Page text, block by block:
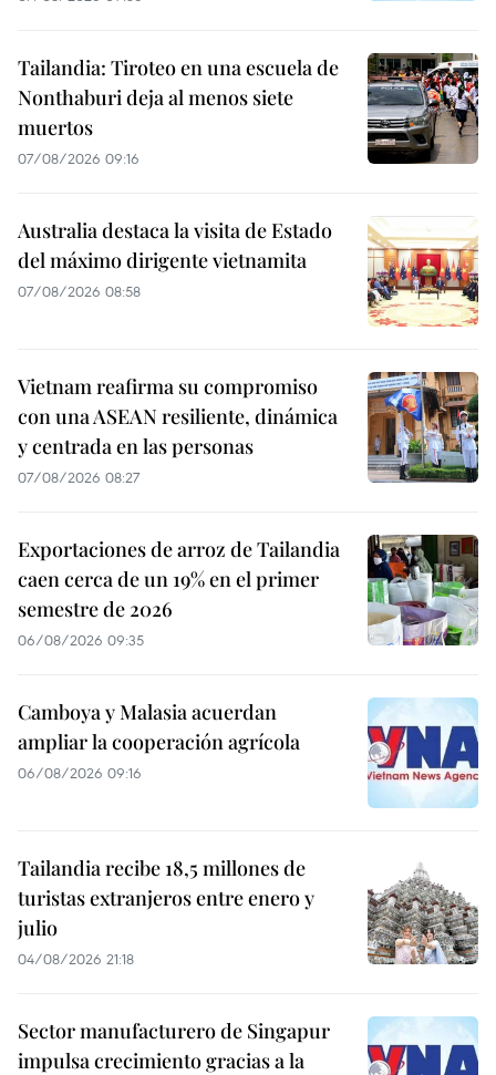
Tailandia: Tiroteo en una escuela de
Nonthaburi deja al menos siete
muertos
07/08/2026 09:16
Australia destaca la visita de Estado
del máximo dirigente vietnamita
07/08/2026 08:58
Vietnam reafirma su compromiso
con una ASEAN resiliente, dinámica
y centrada en las personas
07/08/2026 08:27
Exportaciones de arroz de Tailandia
caen cerca de un 19% en el primer
semestre de 2026
06/08/2026 09:35
Camboya y Malasia acuerdan
ampliar la cooperación agrícola
06/08/2026 09:16
Tailandia recibe 18,5 millones de
turistas extranjeros entre enero y
julio
04/08/2026 21:18
Sector manufacturero de Singapur
impulsa crecimiento gracias a la